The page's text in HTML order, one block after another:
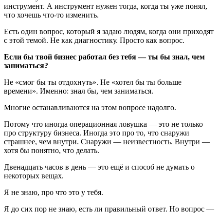
инструмент. А инструмент нужен тогда, когда ты уже понял,
что хочешь что-то изменить.
Есть один вопрос, который я задаю людям, когда они приходят
с этой темой. Не как диагностику. Просто как вопрос.
Если бы твой бизнес работал без тебя — ты бы знал, чем
заниматься?
Не «смог бы ты отдохнуть». Не «хотел бы ты больше
времени». Именно: знал бы, чем заниматься.
Многие останавливаются на этом вопросе надолго.
Потому что иногда операционная ловушка — это не только
про структуру бизнеса. Иногда это про то, что снаружи
страшнее, чем внутри. Снаружи — неизвестность. Внутри —
хотя бы понятно, что делать.
Двенадцать часов в день — это ещё и способ не думать о
некоторых вещах.
Я не знаю, про что это у тебя.
Я до сих пор не знаю, есть ли правильный ответ. Но вопрос —